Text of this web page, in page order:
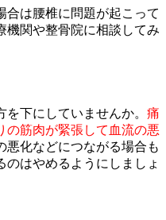
合は腰椎に問題が起こって
機関や整骨院に相談してみ
下にしていませんか。 痛
の筋肉が緊張して血流の悪
悪化などにつながる場合も
のはやめるようにしましょ